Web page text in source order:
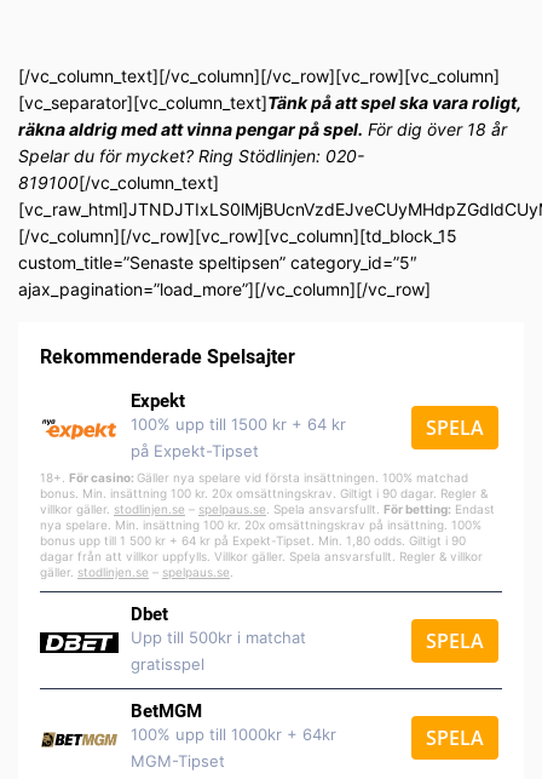
[/vc_column_text][/vc_column][/vc_row][vc_row][vc_column]
[vc_separator][vc_column_text]Tänk på att spel ska vara roligt,
räkna aldrig med att vinna pengar på spel. För dig över 18 år
Spelar du för mycket? Ring Stödlinjen: 020-
819100[/vc_column_text]
[/vc_column][/vc_row][vc_row][vc_column][td_block_15
custom_title=”Senaste speltipsen” category_id=”5″
ajax_pagination=”load_more”][/vc_column][/vc_row]
Rekommenderade Spelsajter
Expekt
100% upp till 1500 kr + 64 kr
på Expekt-Tipset
SPELA
18+. För casino: Gäller nya spelare vid första insättningen. 100% matchad
bonus. Min. insättning 100 kr. 20x omsättningskrav. Giltigt i 90 dagar. Regler &
villkor gäller. stodlinjen.se – spelpaus.se . Spela ansvarsfullt. För betting: Endast
nya spelare. Min. insättning 100 kr. 20x omsättningskrav på insättning. 100%
bonus upp till 1 500 kr + 64 kr på Expekt-Tipset. Min. 1,80 odds. Giltigt i 90
dagar från att villkor uppfylls. Villkor gäller. Spela ansvarsfullt. Regler & villkor
gäller. stodlinjen.se – spelpaus.se
Dbet
Upp till 500kr i matchat
gratisspel
SPELA
BetMGM
100% upp till 1000kr + 64kr
MGM-Tipset
SPELA